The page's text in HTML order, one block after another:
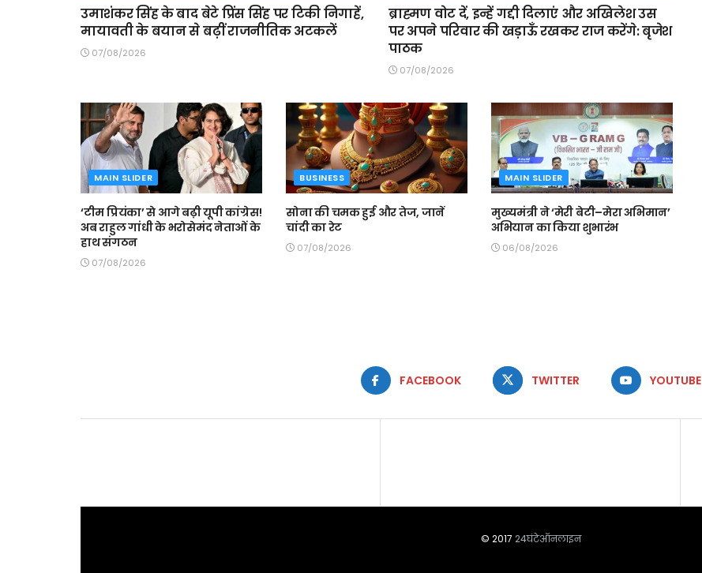
उमाशंकर सिंह के बाद बेटे प्रिंस सिंह पर टिकी निगाहें,
मायावती के बयान से बढ़ीं राजनीतिक अटकलें
07/08/2026
ब्राह्मण वोट दें, इन्हें गद्दी दिलाएं और अखिलेश उस
पर अपने परिवार की खड़ाऊँ रखकर राज करेंगे: बृजेश
पाठक
07/08/2026
MAIN SLIDER
‘टीम प्रियंका’ से आगे बढ़ी यूपी कांग्रेस!
अब राहुल गांधी के भरोसेमंद नेताओं के
हाथ संगठन
07/08/2026
BUSINESS
सोना की चमक हुई और तेज, जानें
चांदी का रेट
07/08/2026
MAIN SLIDER
मुख्यमंत्री ने ‘मेरी बेटी–मेरा अभिमान’
अभियान का किया शुभारंभ
06/08/2026
FACEBOOK TWITTER YOUTUBE
© 2017 24घंटेऑनलाइन